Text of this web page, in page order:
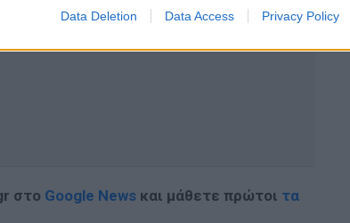
Data Deletion Data Access Privacy Policy
στο Google News και μάθετε πρώτοι τα